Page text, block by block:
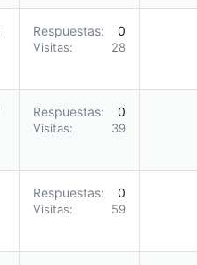
Respuestas 0
Visitas 28
Respuestas 0
Visitas 39
Respuestas 0
Visitas 59